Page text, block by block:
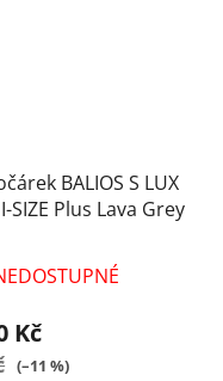
BALIOS S LUX
SIZE Plus Lava Grey
Kč
(–11 %)